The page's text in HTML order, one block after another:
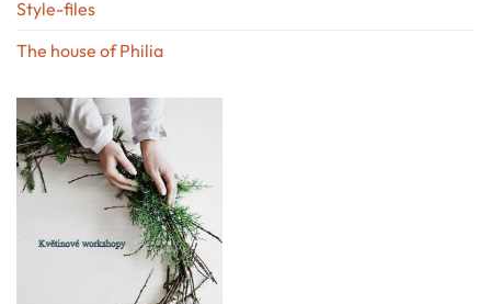
Style-files
The house of Philia